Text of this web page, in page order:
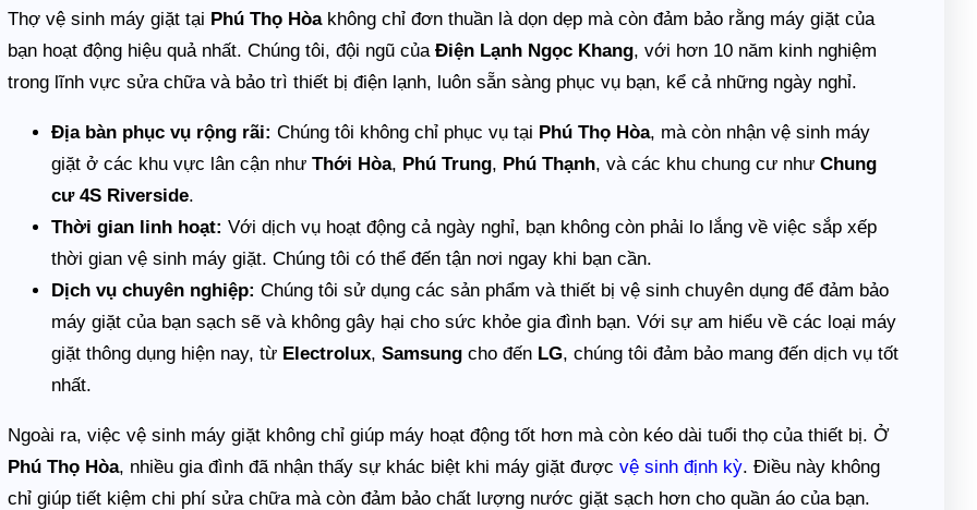
Thợ vệ sinh máy giặt tại Phú Thọ Hòakhông chỉ đơn thuần là dọn dẹp mà còn đảm bảo rằng máy giặt của
bạn hoạt động hiệu quả nhất. Chúng tôi, đội ngũ củaĐiện Lạnh Ngọc Khang, với hơn 10 năm kinh nghiệm
trong lĩnh vực sửa chữa và bảo trì thiết bị điện lạnh, luôn sẵn sàng phục vụ bạn, kể cả những ngày nghỉ.
Địa bàn phục vụ rộng rãi: Chúng tôi không chỉ phục vụ tại Phú Thọ Hòa, mà còn nhận vệ sinh máy
giặt ở các khu vực lân cận nhưThới Hòa, Phú Trung, Phú Thạnh, và các khu chung cư nhưChung
cư 4S Riverside.
Thời gian linh hoạt: Với dịch vụ hoạt động cả ngày nghỉ, bạn không còn phải lo lắng về việc sắp xếp
thời gian vệ sinh máy giặt. Chúng tôi có thể đến tận nơi ngay khi bạn cần.
Dịch vụ chuyên nghiệp: Chúng tôi sử dụng các sản phẩm và thiết bị vệ sinh chuyên dụng để đảm bảo
máy giặt của bạn sạch sẽ và không gây hại cho sức khỏe gia đình bạn. Với sự am hiểu về các loại máy
giặt thông dụng hiện nay, từ Electrolux,Samsung cho đến LG, chúng tôi đảm bảo mang đến dịch vụ tốt
nhất.
Ngoài ra, việc vệ sinh máy giặt không chỉ giúp máy hoạt động tốt hơn mà còn kéo dài tuổi thọ của thiết bị. Ở
Phú Thọ Hòa, nhiều gia đình đã nhận thấy sự khác biệt khi máy giặt đượcvệ sinh định kỳ. Điều này không
chỉ giúp tiết kiệm chi phí sửa chữa mà còn đảm bảo chất lượng nước giặt sạch hơn cho quần áo của bạn.